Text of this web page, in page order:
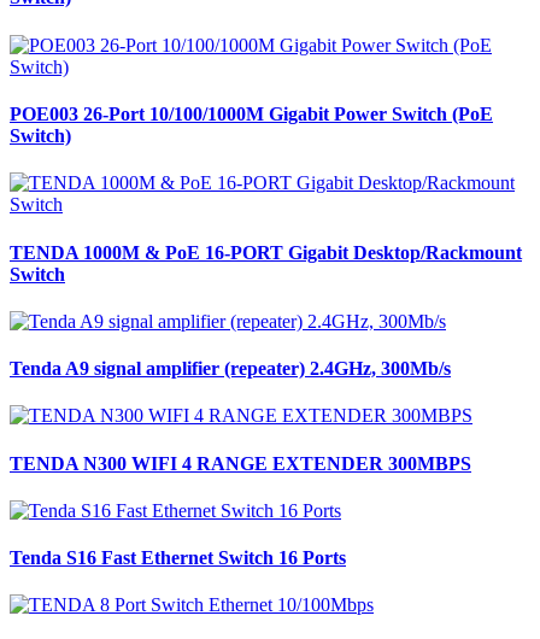
POE003 26-Port 10/100/1000M Gigabit Power Switch (PoE
Switch)
TENDA 1000M & PoE 16-PORT Gigabit Desktop/Rackmount
Switch
Tenda A9 signal amplifier (repeater) 2.4GHz, 300Mb/s
TENDA N300 WIFI 4 RANGE EXTENDER 300MBPS
Tenda S16 Fast Ethernet Switch 16 Ports